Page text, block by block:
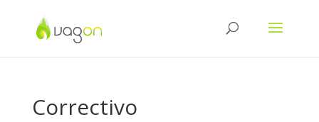
Correctivo